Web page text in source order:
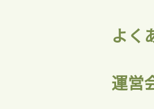
よく
運営